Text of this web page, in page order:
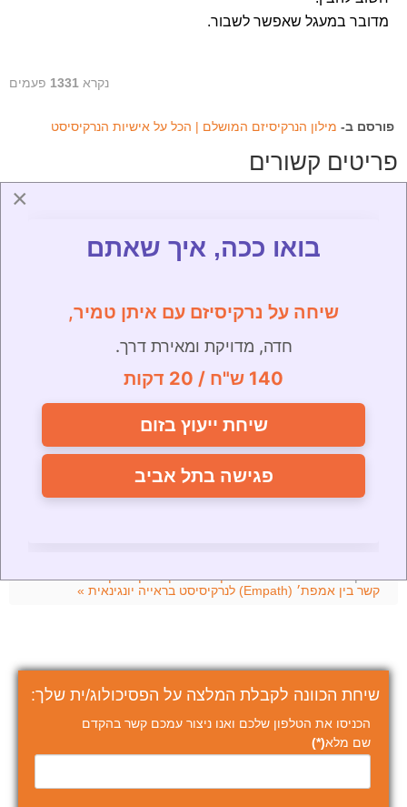
מדובר במעגל שאפשר לשבור.
נקרא 1331 פעמים
פורסם ב- מילון הנרקיסיזם המושלם | הכל על אישיות הנרקיסיסט
פריטים קשורים
ההפרעה הנרקיסיסטית | סמינר קליני עם אבי שרוף
המושלם
דינמיקה של ״חם קר״ | מילון הנרקיסיזם המושלם
שעבוד התייחסותי | מילון הנרקיסיזם המושלם
היקשרות טראומטית והשלכותיה | מילון הנרקיסיזם
קריסה נרקיסיסטית | מילון הנרקיסיזם המושלם
קשר בין אמפת׳ (Empath) לנרקיסיסט בראייה יונגינאית »
שיחת הכוונה לקבלת המלצה על הפסיכולוג/ית שלך:
הכניסו את הטלפון שלכם ואנו ניצור עמכם קשר בהקדם
שם מלא(*)
×
בואו ככה, איך שאתם
שיחה על נרקיסיזם עם איתן טמיר,
חדה, מדויקת ומאירת דרך.
140 ש"ח / 20 דקות
שיחת ייעוץ בזום
פגישה בתל אביב